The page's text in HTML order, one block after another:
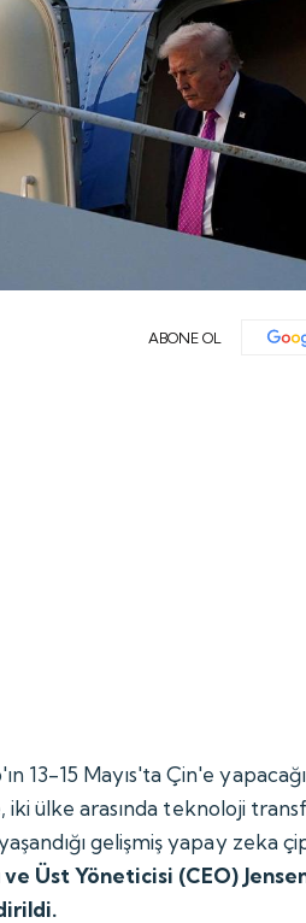
ABONE OL
13-15 Mayıs'ta Çin'e yapacağı
iki ülke arasında teknoloji
gelişmiş yapay zeka
Üst Yöneticisi (CEO)